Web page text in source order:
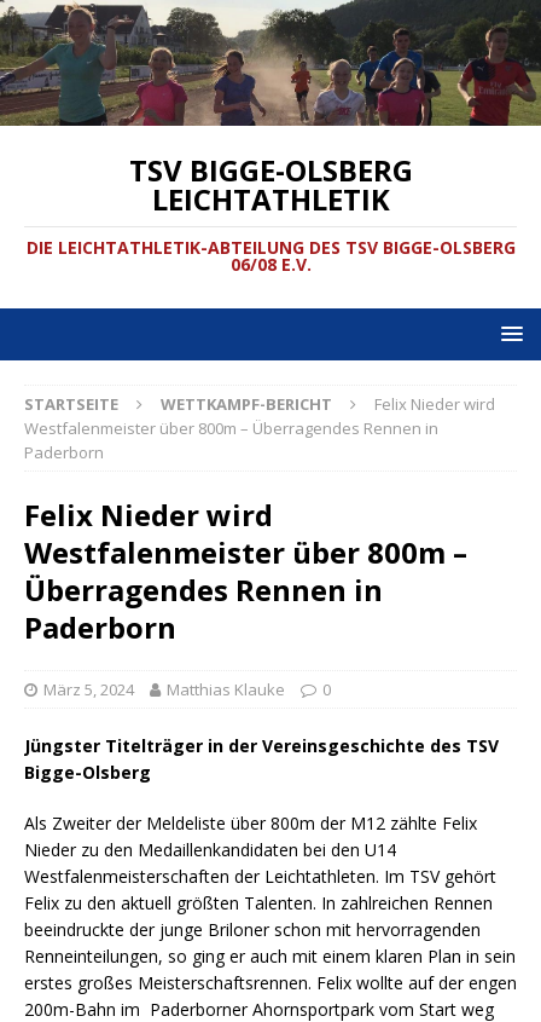
TSV BIGGE-OLSBERG
LEICHTATHLETIK
DIE LEICHTATHLETIK-ABTEILUNG DES TSV BIGGE-OLSBERG
06/08 E.V.
STARTSEITE WETTKAMPF-BERICHT
Felix Nieder wird
Westfalenmeister über 800m – Überragendes Rennen in
Paderborn
Felix Nieder wird
Westfalenmeister über 800m –
Überragendes Rennen in
Paderborn
März 5, 2024 Matthias Klauke 0
Jüngster Titelträger in der Vereinsgeschichte des TSV
Bigge-Olsberg
Als Zweiter der Meldeliste über 800m der M12 zählte Felix
Nieder zu den Medaillenkandidaten bei den U14
Westfalenmeisterschaften der Leichtathleten. Im TSV gehört
Felix zu den aktuell größten Talenten. In zahlreichen Rennen
beeindruckte der junge Briloner schon mit hervorragenden
Renneinteilungen, so ging er auch mit einem klaren Plan in sein
erstes großes Meisterschaftsrennen. Felix wollte auf der engen
200m-Bahn im Paderborner Ahornsportpark vom Start weg